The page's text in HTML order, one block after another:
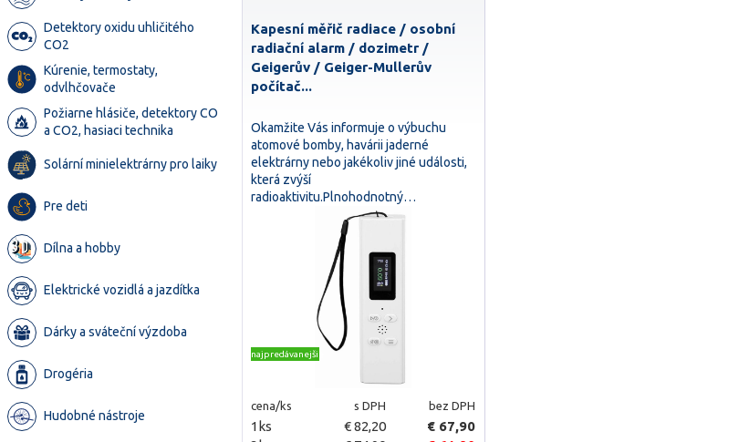
Detektory oxidu uhličitého
CO2
Kúrenie, termostaty,
odvlhčovače
Požiarne hlásiče, detektory CO
a CO2, hasiaci technika
Solární minielektrárny pro laiky
Pre deti
Dílna a hobby
Elektrické vozidlá a jazdítka
Dárky a sváteční výzdoba
Drogéria
Hudobné nástroje
Kapesní měřič radiace / osobní
radiační alarm / dozimetr /
Geigerův / Geiger-Mullerův
počítač...
Okamžite Vás informuje o výbuchu
atomové bomby, havárii jaderné
elektrárny nebo jakékoliv jiné události,
která zvýší
radioaktivitu.Plnohodnotný…
najpredávanejšie
cena/ks s DPH bez DPH
1ks € 82,20
€ 67,90